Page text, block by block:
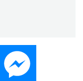
WhatsApp